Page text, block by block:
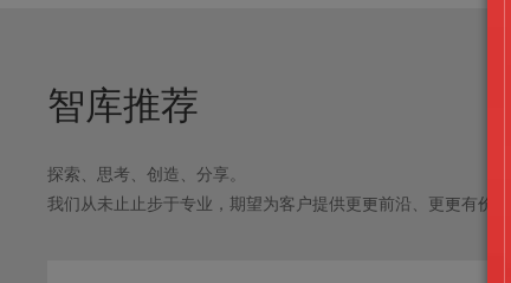
智库推荐
探索、思考、创造、分享。
我们从未⽌止步于专业，期望为客户提供更更前沿、更更有价值